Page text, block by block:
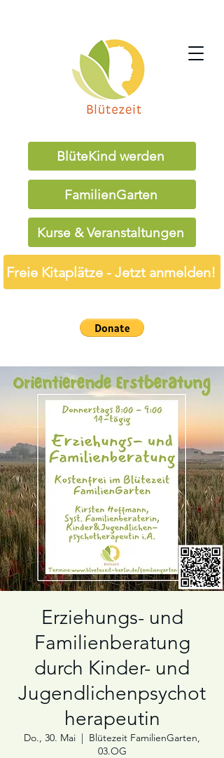
BlüteKind werden
FamilienGarten
Kurse & Veranstaltungen
Freie Kitaplätze - Jetzt anmelden!
Erziehungs- und
Familienberatung
durch Kinder- und
Jugendlichenpsychot
herapeutin
Do., 30. Mai
  |
Blütezeit FamilienGarten,
03.OG